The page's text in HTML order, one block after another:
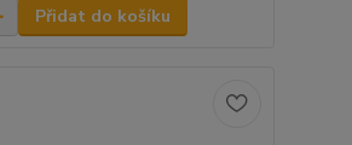
Přidat do košíku